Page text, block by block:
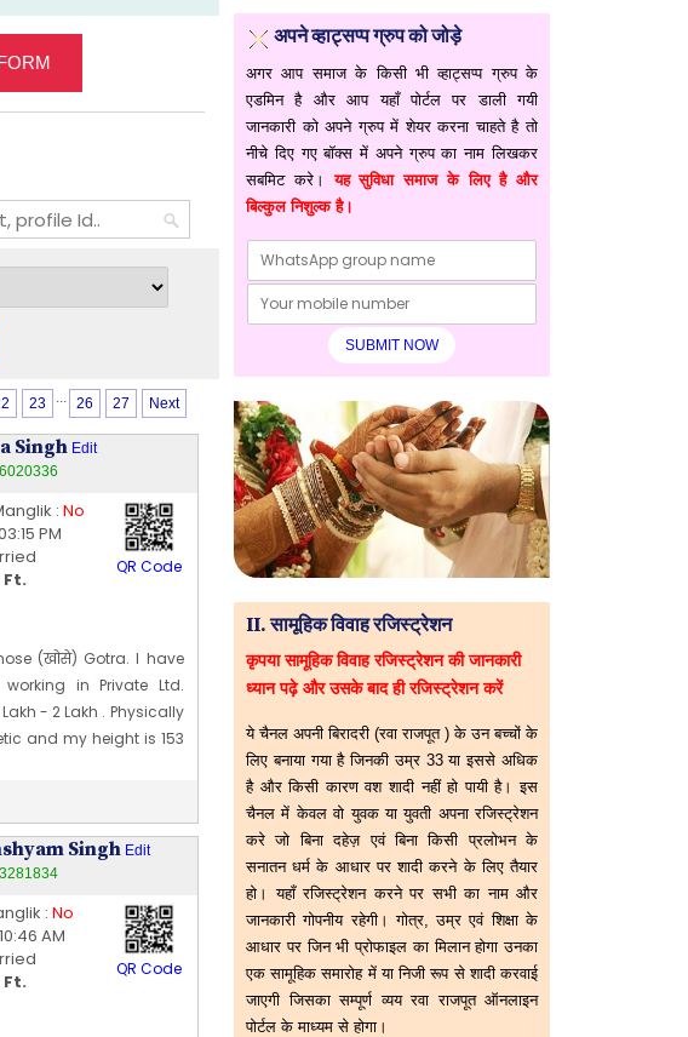
23 ... 26 27 Next
Singh Edit
: No
PM
QR Code
(खोसे) Gotra. I have
in Private Ltd.
- 2 Lakh . Physically
and my height is 153
Singh Edit
: No
AM
QR Code
अपने व्हाट्सप्प ग्रुप को जोड़े
अगर आप समाज के किसी भी व्हाट्सप्प ग्रुप के
एडमिन है और आप यहाँ पोर्टल पर डाली गयी
जानकारी को अपने ग्रुप में शेयर करना चाहते है तो
नीचे दिए गए बॉक्स में अपने ग्रुप का नाम लिखकर
सबमिट करे।यह सुविधा समाज के लिए है और
बिल्कुल निशुल्क है।
II. सामूहिक विवाह रजिस्ट्रेशन
कृपया सामूहिक विवाह रजिस्ट्रेशन की जानकारी
ध्यान पढ़े और उसके बाद ही रजिस्ट्रेशन करें
ये चैनल अपनी बिरादरी (रवा राजपूत ) के उन बच्चों के
लिए बनाया गया है जिनकी उम्र 33 या इससे अधिक
है और किसी कारण वश शादी नहीं हो पायी है। इस
चैनल में केवल वो युवक या युवती अपना रजिस्ट्रेशन
करे जो बिना दहेज़ एवं बिना किसी प्रलोभन के
सनातन धर्म के आधार पर शादी करने के लिए तैयार
हो। यहाँ रजिस्ट्रेशन करने पर सभी का नाम और
जानकारी गोपनीय रहेगी। गोत्र, उम्र एवं शिक्षा के
आधार पर जिन भी प्रोफाइल का मिलान होगा उनका
एक सामूहिक समारोह में या निजी रूप से शादी करवाई
जाएगी जिसका सम्पूर्ण व्यय रवा राजपूत ऑनलाइन
पोर्टल के माध्यम से होगा।